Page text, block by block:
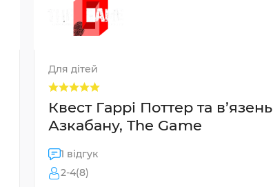
Для дітей
Квест Гаррі Поттер та в’язень
Азкабану, The Game
1 відгук
2-4(8)